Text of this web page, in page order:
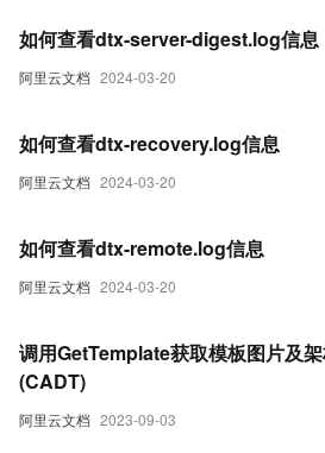
阿里云文档 2024-03-20
如何查看dtx-server-digest.log信息
阿里云文档 2024-03-20
如何查看dtx-recovery.log信息
阿里云文档 2024-03-20
如何查看dtx-remote.log信息
阿里云文档 2023-09-03
调用GetTemplate获取模板图片及
(CADT)